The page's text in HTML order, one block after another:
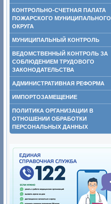
КОНТРОЛЬНО-СЧЕТНАЯ ПАЛАТА
ПОЖАРСКОГО МУНИЦИПАЛЬНОГО
ОКРУГА
МУНИЦИПАЛЬНЫЙ КОНТРОЛЬ
ВЕДОМСТВЕННЫЙ КОНТРОЛЬ ЗА
СОБЛЮДЕНИЕМ ТРУДОВОГО
ЗАКОНОДАТЕЛЬСТВА
АДМИНИСТРАТИВНАЯ РЕФОРМА
ИМПОРТОЗАМЕЩЕНИЕ
ПОЛИТИКА ОРГАНИЗАЦИИ В
ОТНОШЕНИИ ОБРАБОТКИ
ПЕРСОНАЛЬНЫХ ДАННЫХ